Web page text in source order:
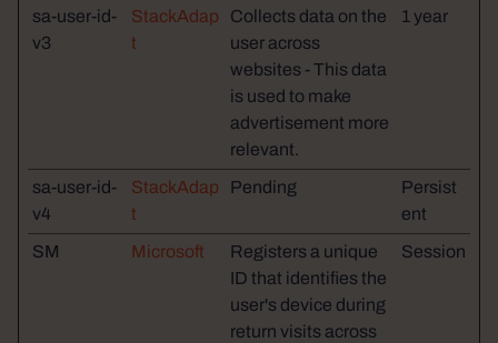
sa-user-id-
v3
StackAdap
t
Collects data on the
user across
websites - This data
is used to make
advertisement more
relevant.
1 year
sa-user-id-
v4
StackAdap
t
Pending
Persist
ent
SM
Microsoft
Registers a unique
ID that identifies the
user's device during
return visits across
Session